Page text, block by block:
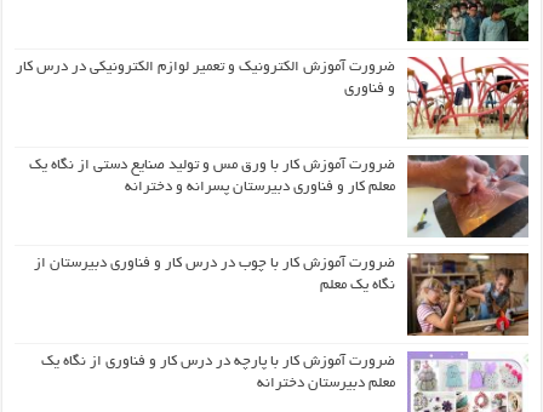
ضرورت آموزش الکترونیک و تعمیر لوازم الکترونیکی در درس کار
و فناوری
ضرورت آموزش کار با ورق مس و تولید صنایع دستی از نگاه یک
معلم کار و فناوری دبیرستان پسرانه و دخترانه
ضرورت آموزش کار با چوب در درس کار و فناوری دبیرستان از
نگاه یک معلم
ضرورت آموزش کار با پارچه در درس کار و فناوری از نگاه یک
معلم دبیرستان دخترانه